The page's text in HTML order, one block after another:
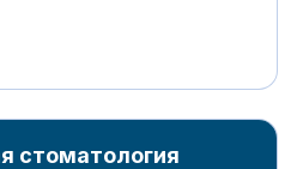
стоматология